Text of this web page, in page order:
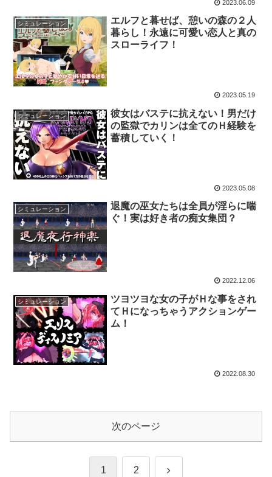
2023.06.09
シミュレーション
エルフと暮せば、憩いの森の２人
暮らし！永遠に可愛い恋人と真の
スローライフ！
2023.05.19
シミュレーション
彼女はバステに抗えない！男だけ
の監獄でカリンは全てのＨ経験を
蓄積していく！
2023.05.08
シミュレーション
退魔の巫女たちは全員が淫らに喘
ぐ！実は好き者の痴女集団？
2022.12.06
シミュレーション
ツヨツヨな女の子がＨな事をされ
てＨになっちゃうアクションゲー
ム！
2022.08.30
次のページ
1 2 次